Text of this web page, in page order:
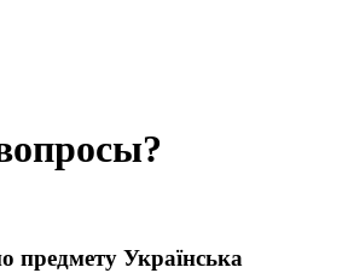
предмету Українська